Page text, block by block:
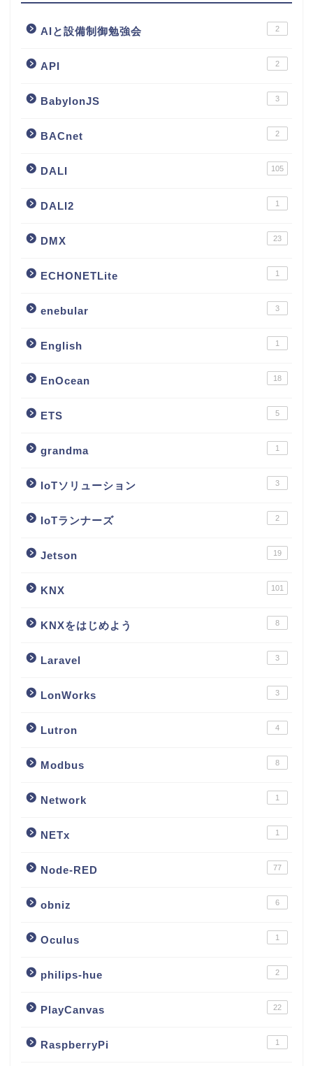
AIと設備制御勉強会 2
API 2
BabylonJS 3
BACnet 2
DALI 105
DALI2 1
DMX 23
ECHONETLite 1
enebular 3
English 1
EnOcean 18
ETS 5
grandma 1
IoTソリューション 3
IoTランナーズ 2
Jetson 19
KNX 101
KNXをはじめよう 8
Laravel 3
LonWorks 3
Lutron 4
Modbus 8
Network 1
NETx 1
Node-RED 77
obniz 6
Oculus 1
philips-hue 2
PlayCanvas 22
RaspberryPi 1